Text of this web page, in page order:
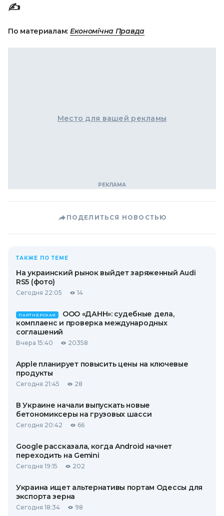
✍️
По материалам: Економічна Правда
Место для вашей рекламы
ПОДЕЛИТЬСЯ НОВОСТЬЮ
ТАКЖЕ ПО ТЕМЕ
На украинский рынок выйдет заряженный Audi
RS5 (фото)
Сегодня 22:05 14
ПАРТНЕРСКАЯ
ООО «ДАНН»: судебные дела,
комплаенс и проверка международных
соглашений
Вчера 15:40 20358
Apple планирует повысить цены на ключевые
продукты
Сегодня 21:45 28
В Украине начали выпускать новые
бетономиксеры на грузовых шасси
Сегодня 20:42 66
Google рассказала, когда Android начнет
переходить на Gemini
Сегодня 19:15 202
Украина ищет альтернативы портам Одессы для
экспорта зерна
Сегодня 18:34 98